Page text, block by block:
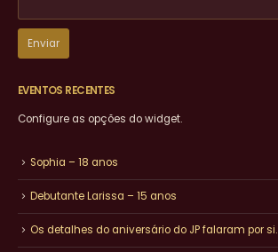
EVENTOS RECENTES
Configure as opções do widget.
Sophia – 18 anos
Debutante Larissa – 15 anos
Os detalhes do aniversário do JP falaram por si.